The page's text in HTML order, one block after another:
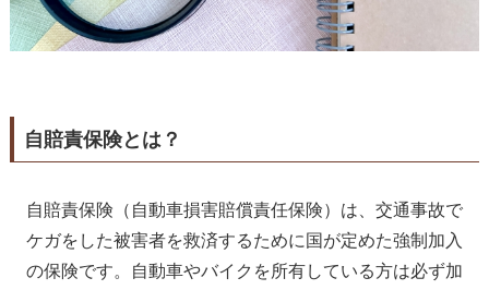
自賠責保険とは？
自賠責保険（自動車損害賠償責任保険）は、交通事故で
ケガをした被害者を救済するために国が定めた強制加入
の保険です。自動車やバイクを所有している方は必ず加